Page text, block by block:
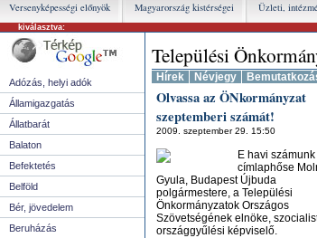
Versenyképességi előnyök Magyarország kistérségei Üzleti,
kiválasztva:
Adózás, helyi adók
Államigazgatás
Állatbarát
Balaton
Befektetés
Belföld
Bér, jövedelem
Beruházás
Települési
Hírek Névjegy
Olvassa az ÖNkormányzat
szeptemberi számát!
2009. szeptember 29. 15:50
E havi számunk
címlaphőse
Gyula, Budapest Újbuda
polgármestere, a Települési
Önkormányzatok Országos
Szövetségének elnöke,
országgyűlési képviselő.